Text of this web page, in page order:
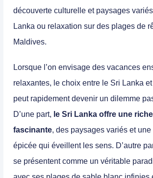
découverte culturelle et paysages
Lanka ou relaxation sur des plages de
Maldives.
Lorsque l’on envisage des vacances
relaxantes, le choix entre le Sri Lanka
peut rapidement devenir un dilemme
D’une part, le Sri Lanka offre une
fascinante, des paysages variés et
épicée qui éveillent les sens. D’autre
se présentent comme un véritable